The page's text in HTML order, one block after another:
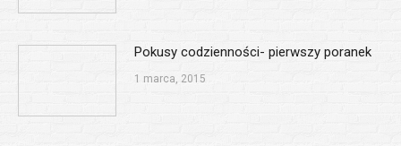
Pokusy codzienności- pierwszy poranek
1 marca, 2015